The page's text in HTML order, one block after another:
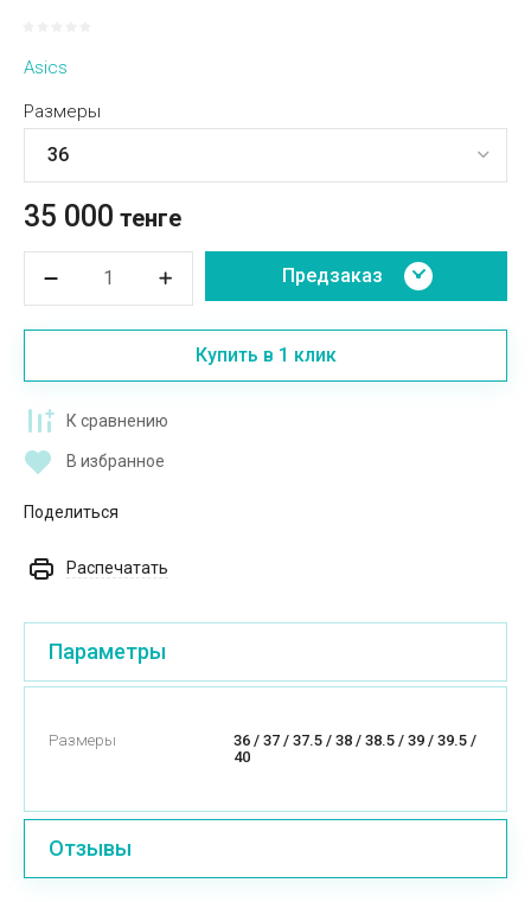
Asics
Размеры
35 000 тенге
Предзаказ
Купить в 1 клик
К сравнению
В избранное
Поделиться
Распечатать
Параметры
Размеры
36 / 37 / 37.5 / 38 / 38.5 / 39 / 39.5 /
40
Отзывы